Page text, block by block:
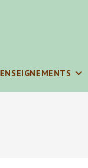
ENSEIGNEMENTS